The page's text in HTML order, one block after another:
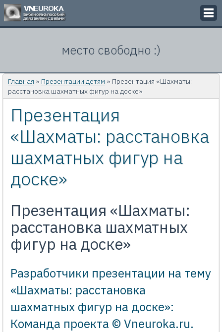
Кроссворды
Презентации
Задачи
Картинки
Контакты
место свободно :)
Главная » Презентации детям » Презентация «Шахматы:
расстановка шахматных фигур на доске»
Презентация
«Шахматы: расстановка
шахматных фигур на
доске»
Презентация «Шахматы:
расстановка шахматных
фигур на доске»
Разработчики презентации на тему
«Шахматы: расстановка
шахматных фигур на доске»:
Команда проекта © Vneuroka.ru.